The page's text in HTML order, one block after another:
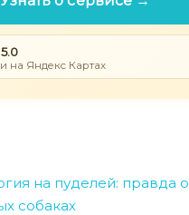
5.0
на Яндекс Картах
на пуделей: правда о
собаках